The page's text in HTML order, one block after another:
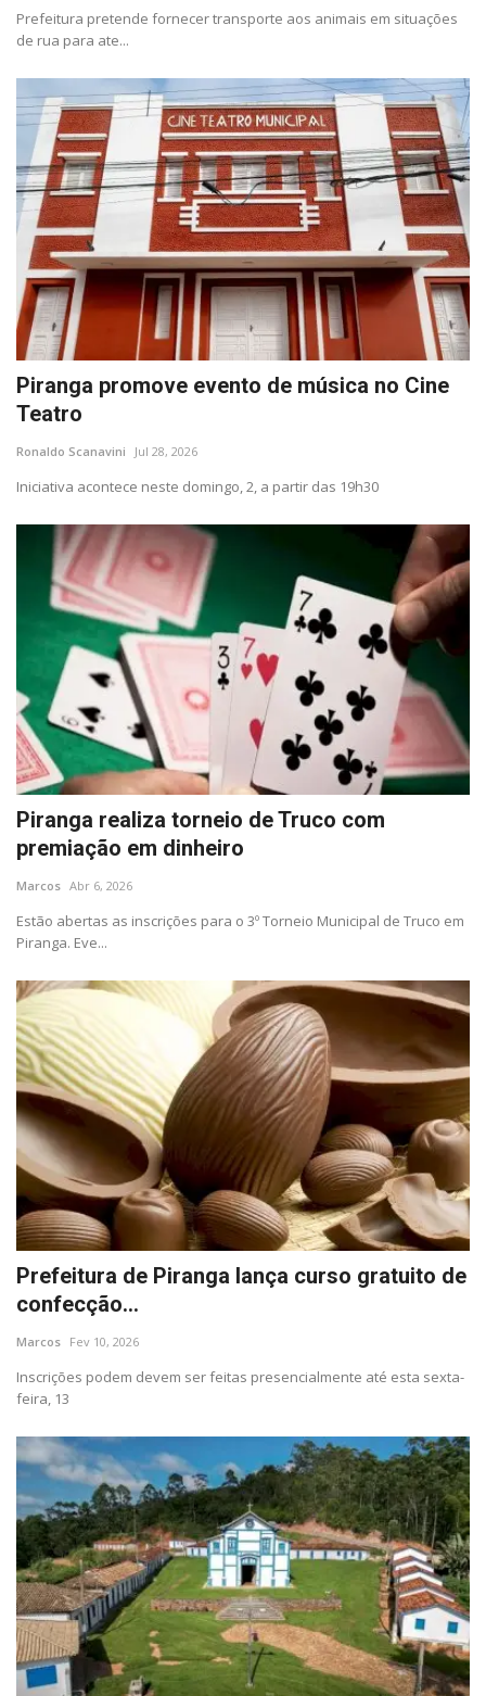
Minas Gerais
Prefeitura pretende fornecer transporte aos animais em situações
de rua para ate...
Piranga promove evento de música no Cine
Teatro
Ronaldo Scanavini Jul 28, 2026
Iniciativa acontece neste domingo, 2, a partir das 19h30
Piranga realiza torneio de Truco com
premiação em dinheiro
Marcos Abr 6, 2026
Estão abertas as inscrições para o 3º Torneio Municipal de Truco em
Piranga. Eve...
Prefeitura de Piranga lança curso gratuito de
confecção...
Marcos Fev 10, 2026
Inscrições podem devem ser feitas presencialmente até esta sexta-
feira, 13